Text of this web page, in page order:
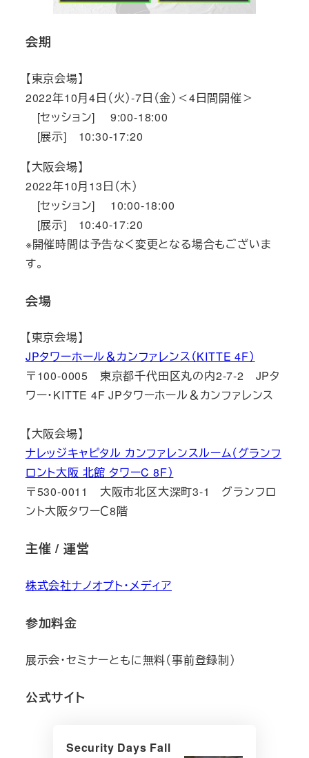
会期
【東京会場】
2022年10月4日（火）-7日（金）＜4日間開催＞
[セッション] 9:00-18:00
[展示] 10:30-17:20
【大阪会場】
2022年10月13日（木）
[セッション] 10:00-18:00
[展示] 10:40-17:20
※開催時間は予告なく変更となる場合もございま
す。
会場
【東京会場】
JPタワーホール＆カンファレンス（KITTE 4F）
〒100-0005 東京都千代田区丸の内2-7-2 JPタ
ワー・KITTE 4F JPタワーホール＆カンファレンス
【大阪会場】
ナレッジキャピタル カンファレンスルーム（グランフ
ロント大阪 北館 タワーC 8F）
〒530-0011 大阪市北区大深町3-1 グランフロ
ント大阪タワーＣ8階
主催 / 運営
株式会社ナノオプト・メディア
参加料金
展示会・セミナーともに無料（事前登録制）
公式サイト
Security Days Fall